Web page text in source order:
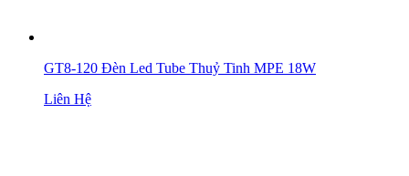
GT8-120 Đèn Led Tube Thuỷ Tinh MPE 18W
Liên Hệ